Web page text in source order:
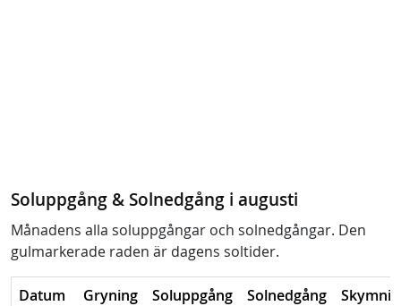
Soluppgång & Solnedgång i augusti
Månadens alla soluppgångar och solnedgångar. Den
gulmarkerade raden är dagens soltider.
Datum Gryning Soluppgång Solnedgång